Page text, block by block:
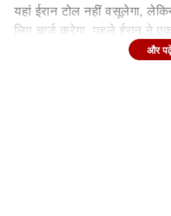
यहां ईरान टोल नहीं वसूलेगा,
लिए चार्ज करेगा. पहले ईरान ने
जगहों से टोल टैक्स वसूलने काऔर